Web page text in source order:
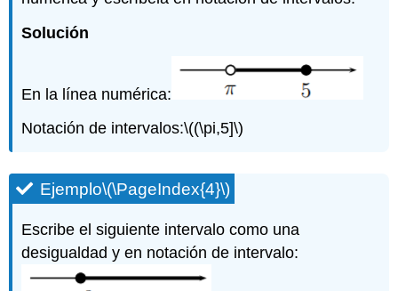
Solución
En la línea numérica:
Notación de intervalos:\((\pi,5]\)
Ejemplo\(\PageIndex{4}\)
Escribe el siguiente intervalo como una
desigualdad y en notación de intervalo: